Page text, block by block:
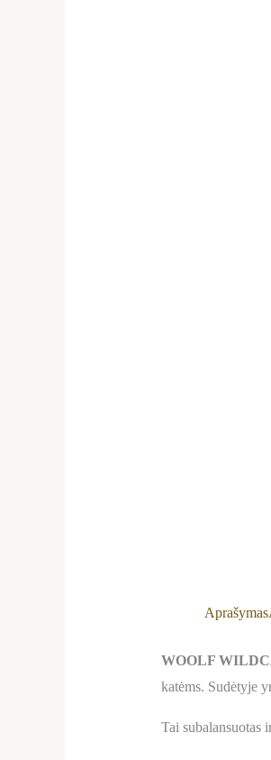
Aprašymas
WOOLF
katėms. Sudėtyje
Tai subalansuotas